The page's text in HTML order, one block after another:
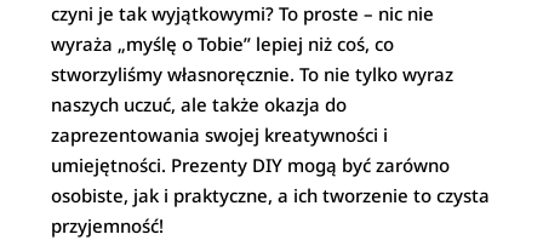
czyni je tak wyjątkowymi? To proste – nic nie
wyraża „myślę o Tobie” lepiej niż coś, co
stworzyliśmy własnoręcznie. To nie tylko wyraz
naszych uczuć, ale także okazja do
zaprezentowania swojej kreatywności i
umiejętności. Prezenty DIY mogą być zarówno
osobiste, jak i praktyczne, a ich tworzenie to czysta
przyjemność!